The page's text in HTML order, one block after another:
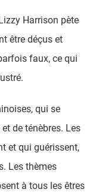
Harrison pète
être déçus et
faux, ce qui
qui se
de ténèbres. Les
et qui guérissent,
Les thèmes
à tous les êtres